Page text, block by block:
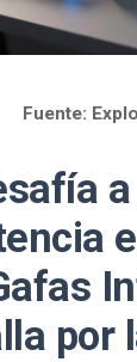
Fuente:
por